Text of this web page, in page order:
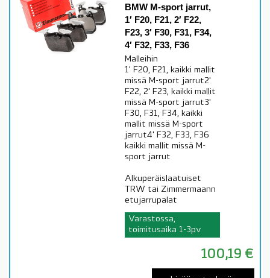
BMW M-sport jarrut,
1′ F20, F21, 2′ F22,
F23, 3′ F30, F31, F34,
4′ F32, F33, F36
Malleihin
1' F20, F21, kaikki mallit
missä M-sport jarrut2'
F22, 2' F23, kaikki mallit
missä M-sport jarrut3'
F30, F31, F34, kaikki
mallit missä M-sport
jarrut4' F32, F33, F36
kaikki mallit missä M-
sport jarrut
Alkuperäislaatuiset
TRW tai Zimmermaann
etujarrupalat
Varastossa,
toimitusaika 1-3pv
100,19 €